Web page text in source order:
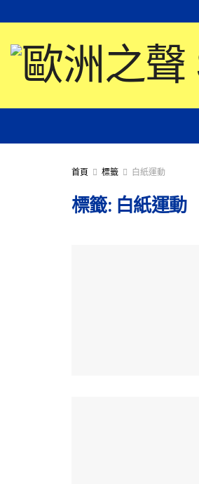
首頁 標籤 白紙運動
標籤: 白紙運動